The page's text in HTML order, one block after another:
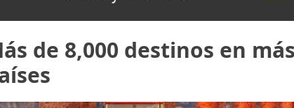
de 8,000 destinos en